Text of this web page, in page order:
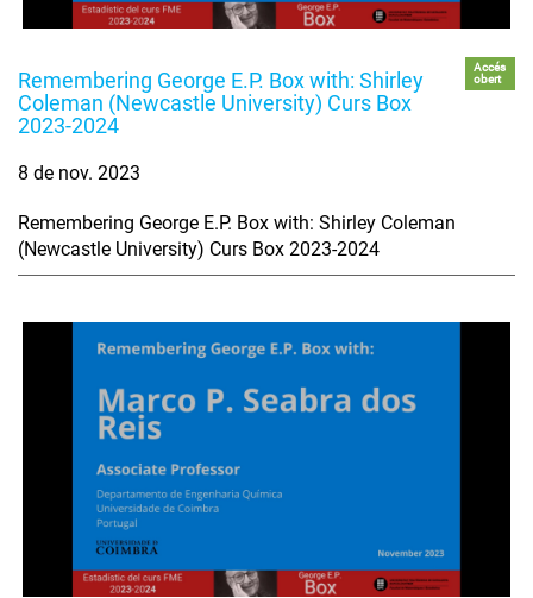
Remembering George E.P. Box with: Shirley
Coleman (Newcastle University) Curs Box
2023-2024
Accés
obert
8 de nov. 2023
Remembering George E.P. Box with: Shirley Coleman
(Newcastle University) Curs Box 2023-2024